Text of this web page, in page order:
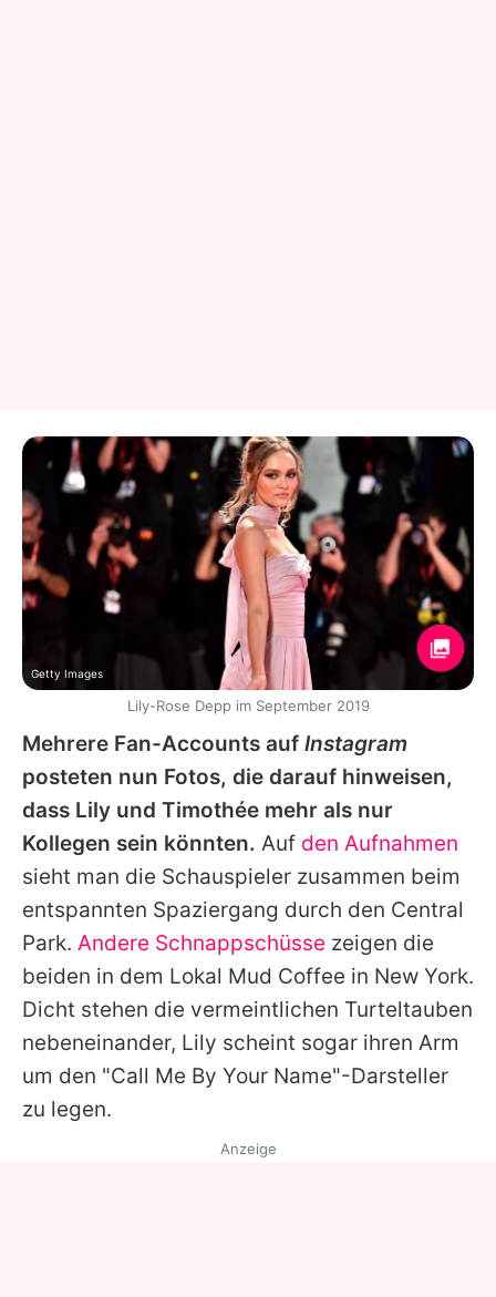
Mehrere Fan-Accounts auf Instagram
posteten nun Fotos, die darauf hinweisen,
dass Lily und Timothée mehr als nur
Kollegen sein könnten. Auf den Aufnahmen
sieht man die Schauspieler zusammen beim
entspannten Spaziergang durch den Central
Park. Andere Schnappschüsse zeigen die
beiden in dem Lokal Mud Coffee in New York.
Dicht stehen die vermeintlichen Turteltauben
nebeneinander, Lily scheint sogar ihren Arm
um den "Call Me By Your Name"-Darsteller
zu legen.
Getty Images
Lily-Rose Depp im September 2019
Anzeige